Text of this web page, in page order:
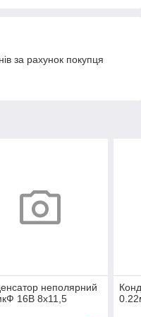
за рахунок покупця
неполярний
16В 8x11,5